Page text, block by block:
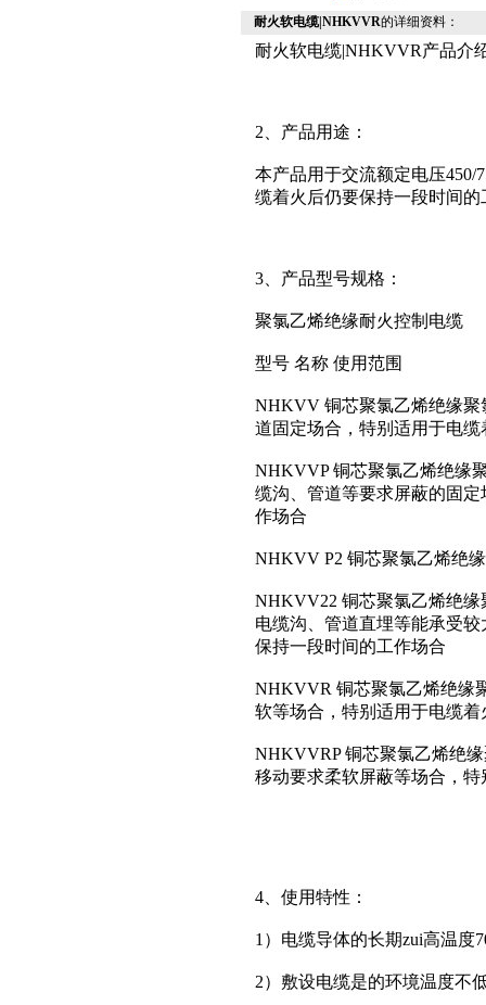
耐火软电缆|NHKVVR的详细资料：
耐火软电缆|NHKVVR产品介
2、产品用途：
本产品用于交流额定电压
缆着火后仍要保持一段时间的
3、产品型号规格：
聚氯乙烯绝缘耐火控制电缆
型号 名称 使用范围
NHKVV 铜芯聚氯乙烯绝缘聚
道固定场合，特别适用于电
NHKVVP 铜芯聚氯乙烯绝缘
缆沟、管道等要求屏蔽的固
作场合
NHKVV P2 铜芯聚氯乙烯绝
NHKVV22 铜芯聚氯乙烯绝
电缆沟、管道直埋等能承受
保持一段时间的工作场合
NHKVVR 铜芯聚氯乙烯绝缘
软等场合，特别适用于电缆
NHKVVRP 铜芯聚氯乙烯绝
移动要求柔软屏蔽等场合，
4、使用特性：
1）电缆导体的长期zui高温度
2）敷设电缆是的环境温度不